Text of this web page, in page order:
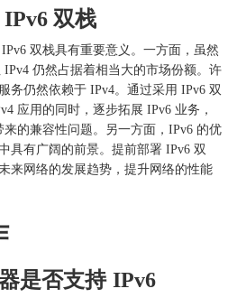
IPv6 双栈
IPv6 双栈具有重要意义。一方面，虽然
仍然占据着相当大的市场份额。许
务仍然依赖于 IPv4。通过采用 IPv6 双
应用的同时，逐步拓展 IPv6 业务，
的兼容性问题。另一方面，IPv6 的优
具有广阔的前景。提前部署 IPv6 双
来网络的发展趋势，提升网络的性能
是否支持 IPv6